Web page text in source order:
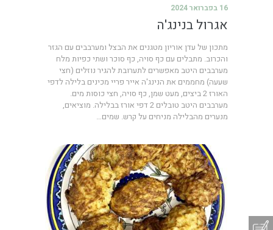
16 בפברואר 2024
אגרול בנינג'ה
מתכון של עדן אוריון מטגנים את הבצל ומערבבים עם הגזר
והכרוב. מתבלים עם כף סויה, כף סוכר ושתי כפיות מלח
מערבבים היטב מאפשרים לתערובת להגיר נוזלים (חצי
שעעה) מחממים את הנינג'ה אייר פריי מכינים בלילה לדפי
האורז 2 ביצים, מעט שמן, כף סויה, חצי כוסות מים.
מערבבים היטב טובלים 2 דפי אורז בבלילה. מוציאים,
מנערים מהבלילה מניחים על קרש. שמים…